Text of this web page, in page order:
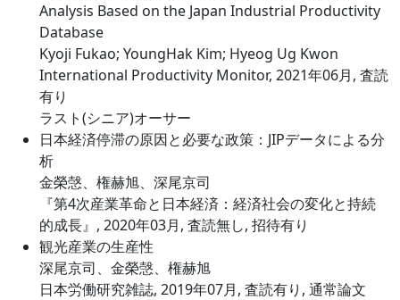
Analysis Based on the Japan Industrial Productivity
Database
Kyoji Fukao; YoungHak Kim; Hyeog Ug Kwon
International Productivity Monitor, 2021年06月, 査読
有り
ラスト(シニア)オーサー
日本経済停滞の原因と必要な政策：JIPデータによる分
析
金榮愨、権赫旭、深尾京司
『第4次産業革命と日本経済：経済社会の変化と持続
的成長』, 2020年03月, 査読無し, 招待有り
観光産業の生産性
深尾京司、金榮愨、権赫旭
日本労働研究雑誌, 2019年07月, 査読有り, 通常論文